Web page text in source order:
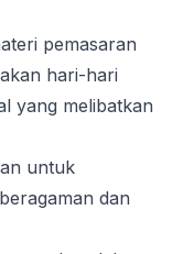
pemasaran
hari-hari
yang melibatkan
untuk
dan